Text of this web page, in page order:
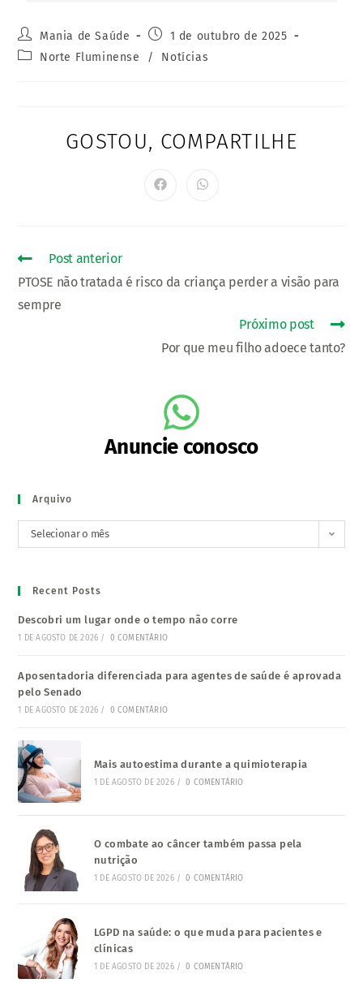
Mania de Saúde
1 de outubro de 2025
Norte Fluminense
/ Notícias
GOSTOU, COMPARTILHE
Post anterior
PTOSE não tratada é risco da criança perder a visão para
sempre
Próximo post
Por que meu filho adoece tanto?
Anuncie conosco
Arquivo
Selecionar o mês
Recent Posts
Descobri um lugar onde o tempo não corre
1 DE AGOSTO DE 2026 / 0 COMENTÁRIO
Aposentadoria diferenciada para agentes de saúde é aprovada
pelo Senado
1 DE AGOSTO DE 2026 / 0 COMENTÁRIO
Mais autoestima durante a quimioterapia
1 DE AGOSTO DE 2026 / 0 COMENTÁRIO
O combate ao câncer também passa pela
nutrição
1 DE AGOSTO DE 2026 / 0 COMENTÁRIO
LGPD na saúde: o que muda para pacientes e
clínicas
1 DE AGOSTO DE 2026 / 0 COMENTÁRIO